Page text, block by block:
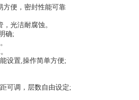
方便，密封性能可靠
光洁耐腐蚀。
确;
设置,操作简单方便;
可调，层数自由设定;